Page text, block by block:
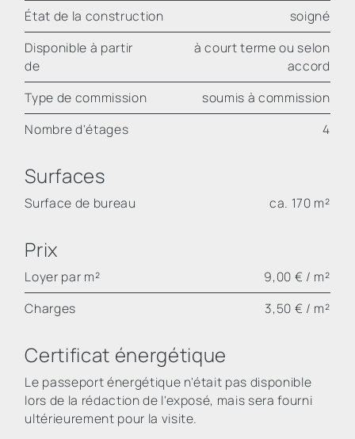
État de la construction
soigné
Disponible à partir
de
à court terme ou selon
accord
Type de commission
soumis à commission
Nombre d'étages
4
Surfaces
Surface de bureau ca. 170 m²
Prix
Loyer par m²
9,00 € / m²
Charges
3,50 € / m²
Certificat énergétique
Le passeport énergétique n'était pas disponible
lors de la rédaction de l'exposé, mais sera fourni
ultérieurement pour la visite.